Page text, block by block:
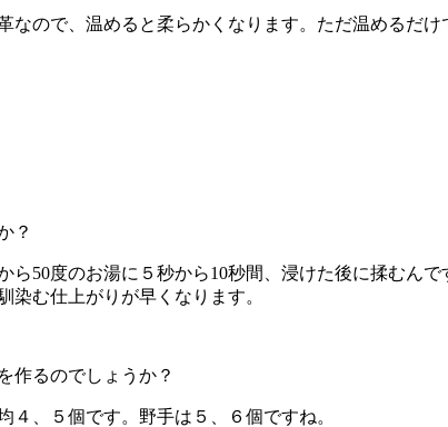
ので、温めると柔らかくなります。ただ温めるだ
？
50度のお湯に５秒から10秒間、浸けた後に揉むん
む仕上がりが早くなります。
作るのでしょうか？
、５個です。野手は５、６個ですね。